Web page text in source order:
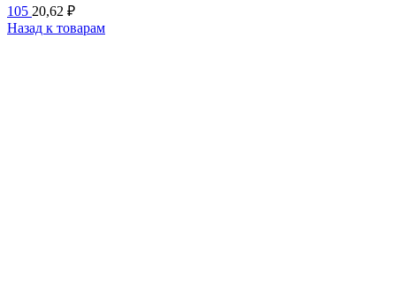
105 20,62 ₽
Назад к товарам